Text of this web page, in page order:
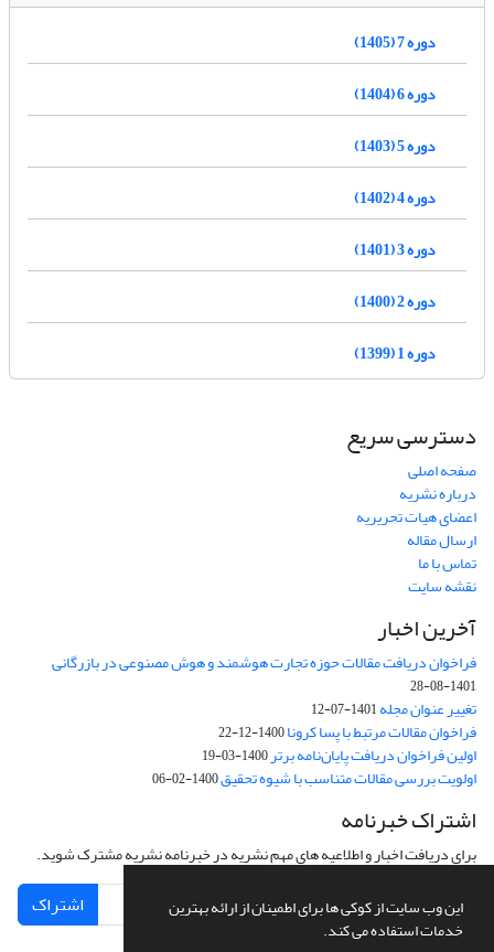
این وب سایت از کوکی ها برای اطمینان از ارائه بهترین
خدمات استفاده می کند.
دوره 7 (1405)
دوره 6 (1404)
دوره 5 (1403)
دوره 4 (1402)
دوره 3 (1401)
دوره 2 (1400)
دوره 1 (1399)
دسترسی سریع
صفحه اصلی
درباره نشریه
اعضای هیات تحریریه
ارسال مقاله
تماس با ما
نقشه سایت
آخرین اخبار
فراخوان دریافت مقالات حوزه تجارت هوشمند و هوش مصنوعی در بازرگانی
1401-08-28
تغییر عنوان مجله1401-07-12
فراخوان مقالات مرتبط با پسا کرونا1400-12-22
اولین فراخوان دریافت پایان‌نامه برتر1400-03-19
اولویت بررسی مقالات متناسب با شیوه تحقیق1400-02-06
اشتراک خبرنامه
برای دریافت اخبار و اطلاعیه های مهم نشریه در خبرنامه نشریه مشترک شوید.
اشتراک